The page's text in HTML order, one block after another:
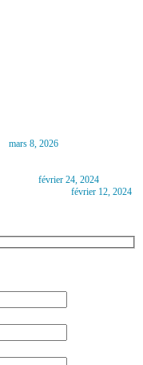
mars 8, 2026
février 24, 2024
février 12, 2024